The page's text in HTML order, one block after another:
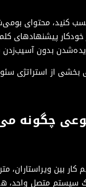
کنید، محتوای
پیشنهادهای
چگونه
بین ویراستاران،